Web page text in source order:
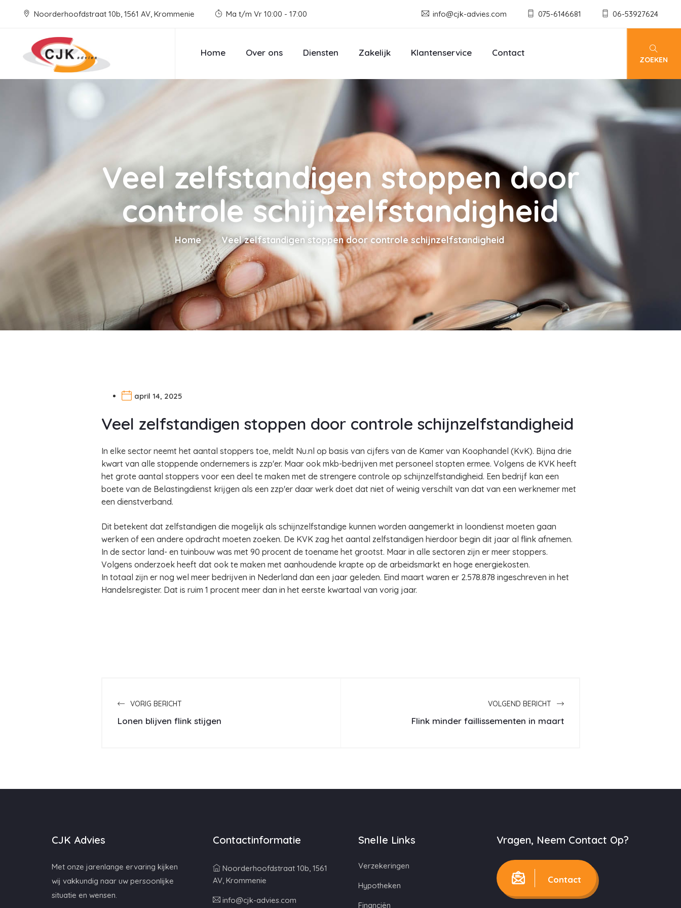
Noorderhoofdstraat 10b, 1561 AV, Krommenie Ma t/m Vr 10:00 - 17:00 info@cjk-advies.com 075-6146681 06-53927624
Home Over ons Diensten Zakelijk Klantenservice Contact
ZOEKEN
Veel zelfstandigen stoppen door
controle schijnzelfstandigheid
Home Veel zelfstandigen stoppen door controle schijnzelfstandigheid
april 14, 2025
Veel zelfstandigen stoppen door controle schijnzelfstandigheid
In elke sector neemt het aantal stoppers toe, meldt Nu.nl op basis van cijfers van de Kamer van Koophandel (KvK). Bijna drie
kwart van alle stoppende ondernemers is zzp'er. Maar ook mkb-bedrijven met personeel stopten ermee. Volgens de KVK heeft
het grote aantal stoppers voor een deel te maken met de strengere controle op schijnzelfstandigheid. Een bedrijf kan een
boete van de Belastingdienst krijgen als een zzp'er daar werk doet dat niet of weinig verschilt van dat van een werknemer met
een dienstverband.
Dit betekent dat zelfstandigen die mogelijk als schijnzelfstandige kunnen worden aangemerkt in loondienst moeten gaan
werken of een andere opdracht moeten zoeken. De KVK zag het aantal zelfstandigen hierdoor begin dit jaar al flink afnemen.
In de sector land- en tuinbouw was met 90 procent de toename het grootst. Maar in alle sectoren zijn er meer stoppers.
Volgens onderzoek heeft dat ook te maken met aanhoudende krapte op de arbeidsmarkt en hoge energiekosten.
In totaal zijn er nog wel meer bedrijven in Nederland dan een jaar geleden. Eind maart waren er 2.578.878 ingeschreven in het
Handelsregister. Dat is ruim 1 procent meer dan in het eerste kwartaal van vorig jaar.
VORIG BERICHT
Lonen blijven flink stijgen
VOLGEND BERICHT
Flink minder faillissementen in maart
CJK Advies
Met onze jarenlange ervaring kijken
wij vakkundig naar uw persoonlijke
situatie en wensen.
Contactinformatie
Noorderhoofdstraat 10b, 1561
AV, Krommenie
info@cjk-advies.com
Snelle Links
Verzekeringen
Hypotheken
Financiën
Vragen, Neem Contact Op?
Contact